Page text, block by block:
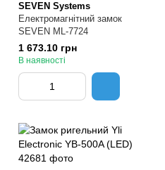
SEVEN Systems
Електромагнітний замок
SEVEN ML-7724
1 673.10 грн
В наявності